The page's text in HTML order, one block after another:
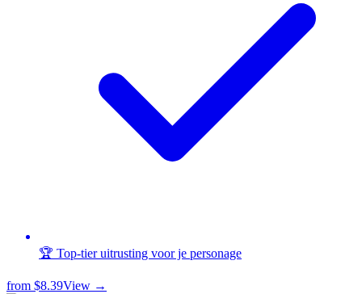
🏆 Top-tier uitrusting voor je personage
from $8.39View →